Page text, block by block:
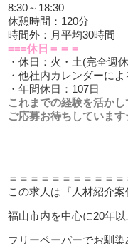
8:30～18:30
休憩時間：120分
時間外：月平均30時間
===休日＝＝＝
・休日：火・土(完全週
・他社内カレンダーによ
・年間休日：107日
これまでの経験を活か
ご応募お待ちしていま
＝＝＝＝＝＝＝＝＝＝
この求人は『人材紹介案
福山市内を中心に20年
フリーペーパーでお馴